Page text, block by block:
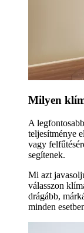
Milyen
A
teljesítménye
vagy
segítenek.
Mi azt
válasszon
drágább,
minden